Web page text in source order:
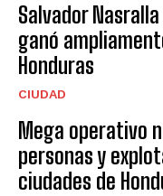
Salvador
ganó
Honduras
CIUDAD
Mega operativo
personas y
ciudades de